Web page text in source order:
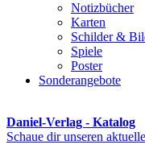
Notizbücher
Karten
Schilder &
Spiele
Poster
Sonderangebote
Daniel-Verlag - Katalog
Schaue dir unseren